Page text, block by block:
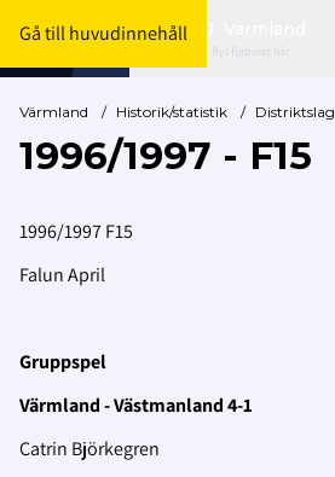
Gå till huvudinnehåll
Byt förbund här
Värmland / Historik/statistik / Distriktslag
1996/1997 - F15
1996/1997 F15
Falun April
Gruppspel
Värmland - Västmanland 4-1
Catrin Björkegren